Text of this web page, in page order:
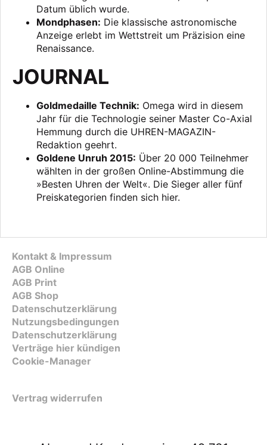
Datum üblich wurde.
Mondphasen: Die klassische astronomische
Anzeige erlebt im Wettstreit um Präzision eine
Renaissance.
JOURNAL
Goldmedaille Technik: Omega wird in diesem
Jahr für die Technologie seiner Master Co-Axial
Hemmung durch die UHREN-MAGAZIN-
Redaktion geehrt.
Goldene Unruh 2015: Über 20 000 Teilnehmer
wählten in der großen Online-Abstimmung die
»Besten Uhren der Welt«. Die Sieger aller fünf
Preiskategorien finden sich hier.
Kontakt & Impressum
AGB Online
AGB Print
AGB Shop
Datenschutzerklärung
Nutzungsbedingungen
Datenschutzerklärung
Verträge hier kündigen
Cookie-Manager
Vertrag widerrufen